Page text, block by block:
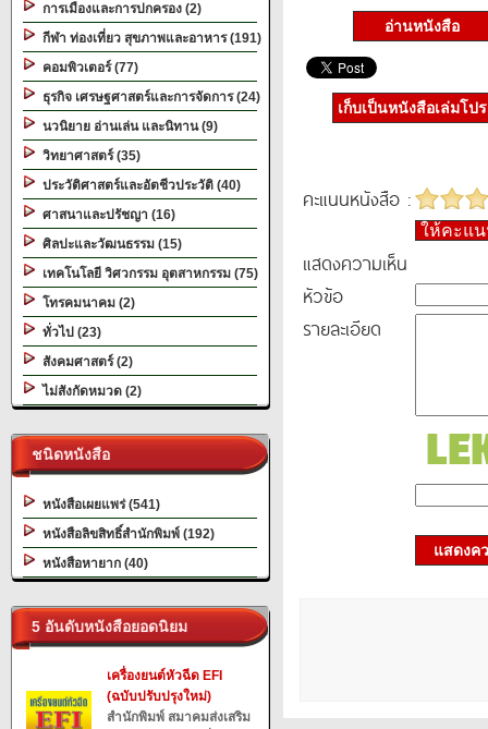
การเมืองและการปกครอง (2)
กีฬา ท่องเที่ยว สุขภาพและอาหาร (191)
คอมพิวเตอร์ (77)
ธุรกิจ เศรษฐศาสตร์และการจัดการ (24)
นวนิยาย อ่านเล่น และนิทาน (9)
วิทยาศาสตร์ (35)
ประวัติศาสตร์และอัตชีวประวัติ (40)
ศาสนาและปรัชญา (16)
ศิลปะและวัฒนธรรม (15)
เทคโนโลยี วิศวกรรม อุตสาหกรรม (75)
โทรคมนาคม (2)
ทั่วไป (23)
สังคมศาสตร์ (2)
ไม่สังกัดหมวด (2)
ชนิดหนังสือ
หนังสือเผยแพร่ (541)
หนังสือลิขสิทธิ์สำนักพิมพ์ (192)
หนังสือหายาก (40)
5 อันดับหนังสือยอดนิยม
เครื่องยนต์หัวฉีด EFI
(ฉบับปรับปรุงใหม่)
สำนักพิมพ์ สมาคมส่งเสริม
อ่านหนังสือ
เก็บเป็นหนังสือเล่มโป
คะแนนหนังสือ :
ให้คะแ
แสดงความเห็น
หัวข้อ
รายละเอียด
แสดงค